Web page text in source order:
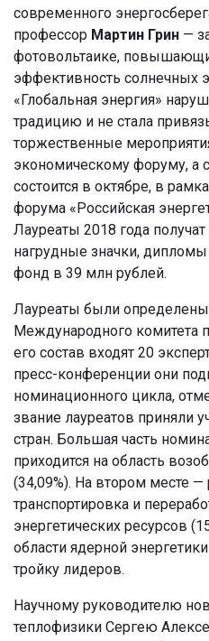
современного
профессор Мартин Грин —
фотовольтаике,
эффективность солнечных
«Глобальная энергия»
традицию и не стала
торжественные
экономическому форуму, а
состоится в октябре, в
форума «Российская
Лауреаты 2018 года
нагрудные значки,
фонд в 39 млн рублей.
Лауреаты были определены
Международного комитета
его состав входят 20
пресс-конференции они
номинационного цикла,
звание лауреатов приняли
стран. Большая часть
приходится на область
(34,09%). На втором месте
транспортировка и
энергетических ресурсов
области ядерной
тройку лидеров.
Научному руководителю
теплофизики Сергею